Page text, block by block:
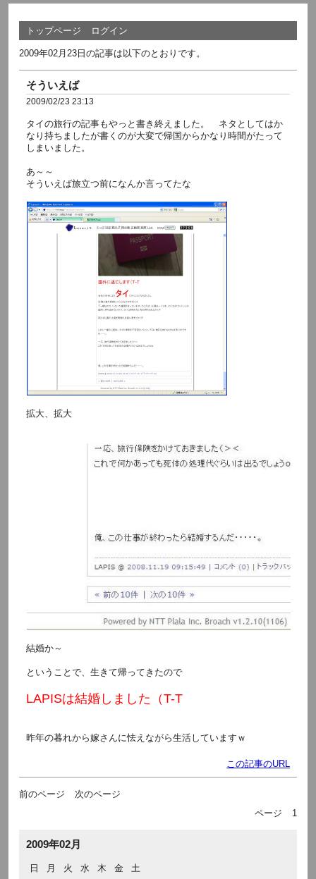
トップページ ログイン
2009年02月23日の記事は以下のとおりです。
そういえば
2009/02/23 23:13
タイの旅行の記事もやっと書き終えました。 ネタとしてはか
なり持ちましたが書くのが大変で帰国からかなり時間がたって
しまいました。
あ～～
そういえば旅立つ前になんか言ってたな
拡大、拡大
結婚か～
ということで、生きて帰ってきたので
LAPISは結婚しました（T-T
昨年の暮れから嫁さんに怯えながら生活していますｗ
この記事のURL
前のページ
次のページ
ページ
1
2009年02月
日 月 火 水 木 金
土